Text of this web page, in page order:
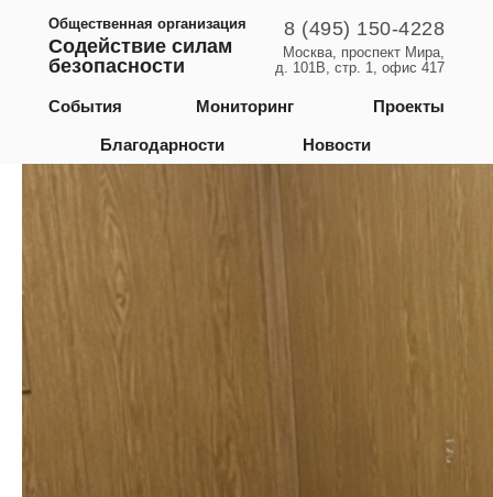
8 (495) 150-4228
Общественная организация
Содействие силам
безопасности
Мониторинг
События
Благодарности Новости
Проекты
Москва, проспект Мира,
д. 101В, стр. 1, офис 417